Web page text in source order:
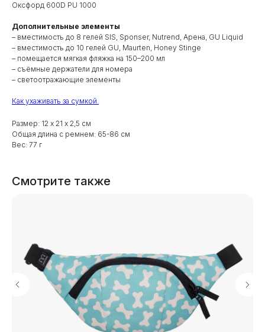
Оксфорд 600D PU 1000
Дополнительные элементы
– вместимость до 8 гелей SIS, Sponser, Nutrend, Арена, GU Liquid
– вместимость до 10 гелей GU, Maurten, Honey Stinge
– помещается мягкая фляжка на 150–200 мл
– съёмные держатели для номера
– светоотражающие элементы
Как ухаживать за сумкой.
Размер: 12 х 21 х 2,5 см
Общая длина с ремнем: 65-86 см
Вес: 77 г
Смотрите также